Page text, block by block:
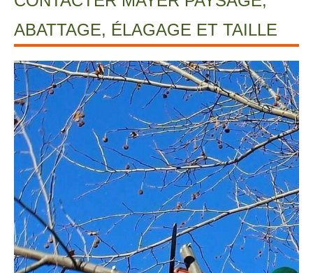
ABATTAGE, ÉLAGAGE ET TAILLE